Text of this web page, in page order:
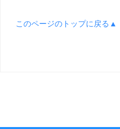
このページのトップに戻る▲